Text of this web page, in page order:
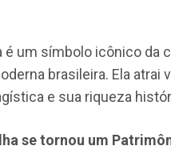
é um símbolo icônico
brasileira. Ela atrai
e sua riqueza
se tornou um